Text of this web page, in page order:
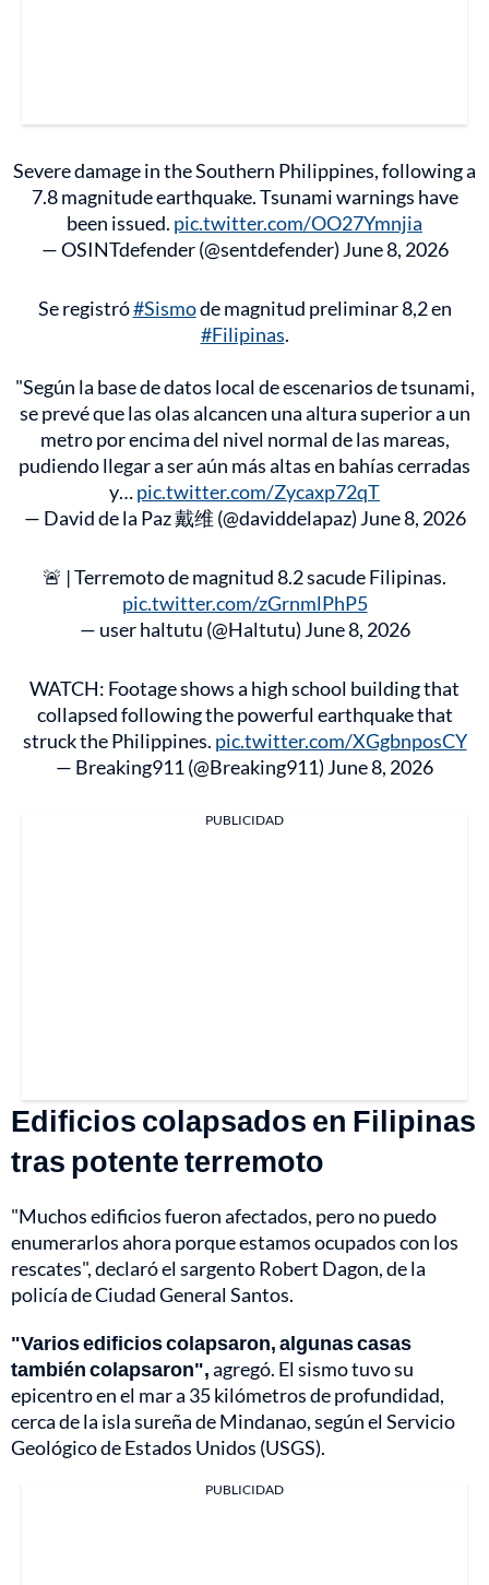
Severe damage in the Southern Philippines, following a
7.8 magnitude earthquake. Tsunami warnings have
been issued. pic.twitter.com/OO27Ymnjia
— OSINTdefender (@sentdefender) June 8, 2026
Se registró#Sismode magnitud preliminar 8,2 en
#Filipinas.
"Según la base de datos local de escenarios de tsunami,
se prevé que las olas alcancen una altura superior a un
metro por encima del nivel normal de las mareas,
pudiendo llegar a ser aún más altas en bahías cerradas
y…pic.twitter.com/Zycaxp72qT
— David de la Paz 戴维 (@daviddelapaz) June 8, 2026
🚨 | Terremoto de magnitud 8.2 sacude Filipinas.
pic.twitter.com/zGrnmlPhP5
— user haltutu (@Haltutu) June 8, 2026
WATCH: Footage shows a high school building that
collapsed following the powerful earthquake that
struck the Philippines. pic.twitter.com/XGgbnposCY
— Breaking911 (@Breaking911) June 8, 2026
PUBLICIDAD
Edificios colapsados en Filipinas
tras potente terremoto
"Muchos edificios fueron afectados, pero no puedo
enumerarlos ahora porque estamos ocupados con los
rescates", declaró el sargento Robert Dagon, de la
policía de Ciudad General Santos.
"Varios edificios colapsaron, algunas casas
también colapsaron",agregó. El sismo tuvo su
epicentro en el mar a 35 kilómetros de profundidad,
cerca de la isla sureña de Mindanao, según el Servicio
Geológico de Estados Unidos (USGS).
PUBLICIDAD